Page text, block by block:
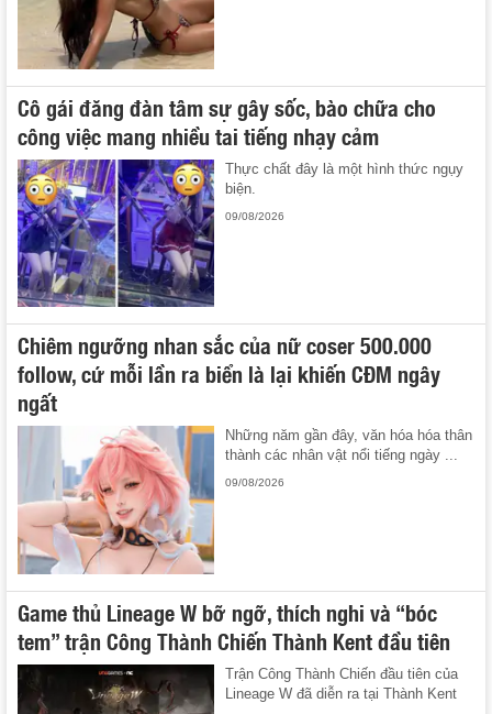
Cô gái đăng đàn tâm sự gây sốc, bào chữa cho
công việc mang nhiều tai tiếng nhạy cảm
Thực chất đây là một hình thức ngụy
biện.
09/08/2026
Chiêm ngưỡng nhan sắc của nữ coser 500.000
follow, cứ mỗi lần ra biển là lại khiến CĐM ngây
ngất
Những năm gần đây, văn hóa hóa thân
thành các nhân vật nổi tiếng ngày ...
09/08/2026
Game thủ Lineage W bỡ ngỡ, thích nghi và “bóc
tem” trận Công Thành Chiến Thành Kent đầu tiên
Trận Công Thành Chiến đầu tiên của
Lineage W đã diễn ra tại Thành Kent